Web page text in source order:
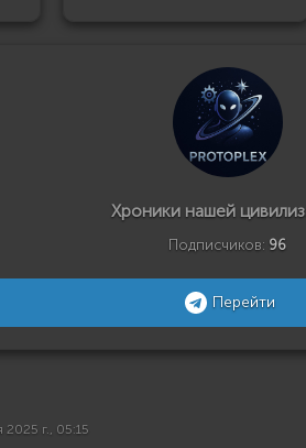
Хроники нашей
Подписчиков: 96
Перейти
2025 г., 05:15